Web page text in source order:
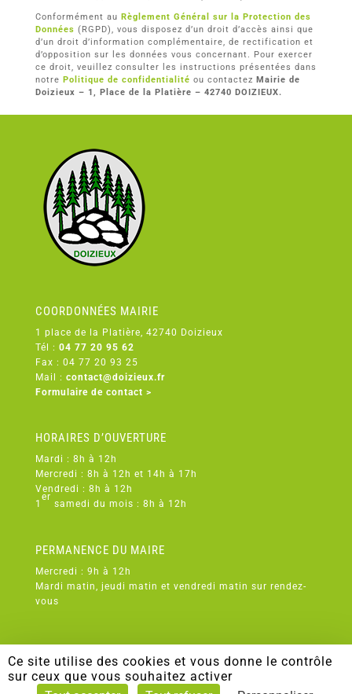
Ce site utilise des cookies et vous donne le contrôle
sur ceux que vous souhaitez activer
Conformément au Règlement Général sur la Protection des
Données (RGPD), vous disposez d’un droit d’accès ainsi que
d’un droit d’information complémentaire, de rectification et
d’opposition sur les données vous concernant. Pour exercer
ce droit, veuillez consulter les instructions présentées dans
notre Politique de confidentialité ou contactez Mairie de
Doizieux – 1, Place de la Platière – 42740 DOIZIEUX.
COORDONNÉES MAIRIE
1 place de la Platière, 42740 Doizieux
Tél : 04 77 20 95 62
Fax : 04 77 20 93 25
Mail : contact@doizieux.fr
Formulaire de contact >
HORAIRES D’OUVERTURE
Mardi : 8h à 12h
Mercredi : 8h à 12h et 14h à 17h
Vendredi : 8h à 12h
1
er
samedi du mois : 8h à 12h
PERMANENCE DU MAIRE
Mercredi : 9h à 12h
Mardi matin, jeudi matin et vendredi matin sur rendez-
vous
TOUS DROITS RÉSERVÉS À DOIZIEUX -MENTIONS LÉGALES